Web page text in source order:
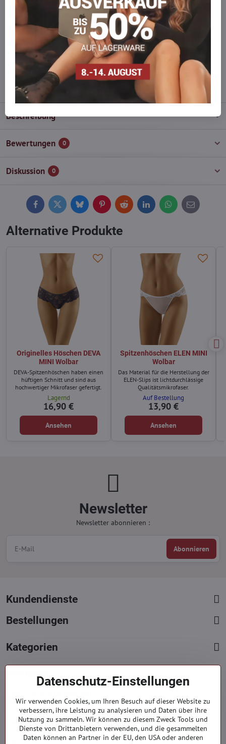
Möchten Sie mehr bestellen, als wir
auf Lager haben?
Zögern Sie nicht, uns zu kontaktieren, wir füllen die Ware für Sie
wieder auf!
info​@everlady​.eu
Beschreibung
Bewertungen 0
Diskussion 0
FacebookTwitterBlueskyPinterestReddit LinkedInWhatsApp
E-
mail
Alternative Produkte
Originelles Höschen DEVA
MINI Wolbar
DEVA-Spitzenhöschen haben einen
hüftigen Schnitt und sind aus
hochwertiger Mikrofaser gefertigt.
Lagernd
16,90 €
Ansehen
Spitzenhöschen ELEN MINI
Wolbar
Das Material für die Herstellung der
ELEN-Slips ist lichtdurchlässige
Qualitätsmikrofaser.
Auf Bestellung
13,90 €
Ansehen
Newsletter
Newsletter abonnieren :
Abonnieren
Kundendienste
Bestellungen
Kategorien
Kontakte
Mont. - Freit. : 09:00 - 15:00 hod.
info​@everlady​.eu
Non stop ( 24/7 )
Datenschutz-Einstellungen
Wir verwenden Cookies, um Ihren Besuch auf dieser Website zu
verbessern, ihre Leistung zu analysieren und Daten über ihre
Nutzung zu sammeln. Wir können zu diesem Zweck Tools und
Dienste von Drittanbietern verwenden, und die gesammelten
Daten können an Partner in der EU, den USA oder anderen